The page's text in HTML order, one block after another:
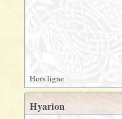
Hors ligne
Hyarion